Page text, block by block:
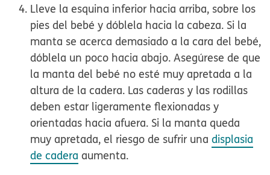
Lleve la esquina inferior hacia arriba, sobre los
pies del bebé y dóblela hacia la cabeza. Si la
manta se acerca demasiado a la cara del bebé,
dóblela un poco hacia abajo. Asegúrese de que
la manta del bebé no esté muy apretada a la
altura de la cadera. Las caderas y las rodillas
deben estar ligeramente flexionadas y
orientadas hacia afuera. Si la manta queda
muy apretada, el riesgo de sufrir unadisplasia
de cadera aumenta.